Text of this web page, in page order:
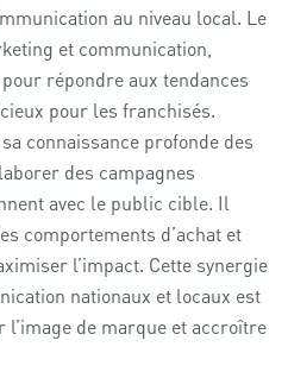
au niveau local. Le
et communication,
répondre aux tendances
pour les franchisés.
connaissance profonde des
des campagnes
avec le public cible. Il
comportements d’achat et
l’impact. Cette synergie
nationaux et locaux est
de marque et accroître